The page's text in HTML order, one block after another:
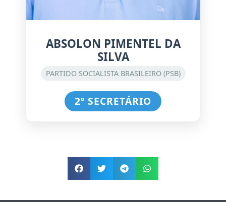
ABSOLON PIMENTEL DA
SILVA
PARTIDO SOCIALISTA BRASILEIRO (PSB)
2º SECRETÁRIO